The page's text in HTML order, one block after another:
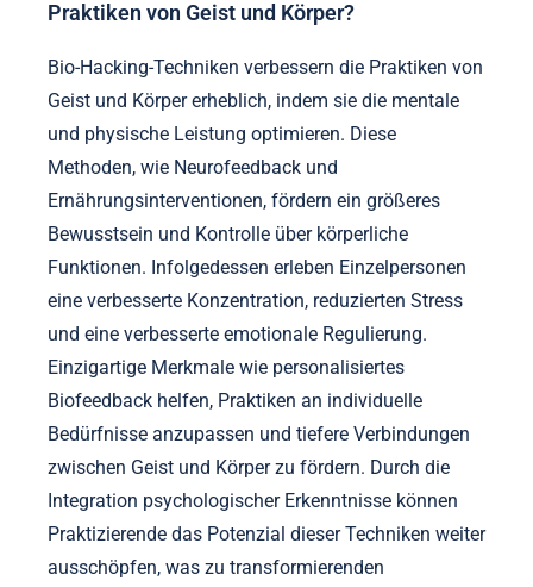
Praktiken von Geist und Körper?
Bio-Hacking-Techniken verbessern die Praktiken von
Geist und Körper erheblich, indem sie die mentale
und physische Leistung optimieren. Diese
Methoden, wie Neurofeedback und
Ernährungsinterventionen, fördern ein größeres
Bewusstsein und Kontrolle über körperliche
Funktionen. Infolgedessen erleben Einzelpersonen
eine verbesserte Konzentration, reduzierten Stress
und eine verbesserte emotionale Regulierung.
Einzigartige Merkmale wie personalisiertes
Biofeedback helfen, Praktiken an individuelle
Bedürfnisse anzupassen und tiefere Verbindungen
zwischen Geist und Körper zu fördern. Durch die
Integration psychologischer Erkenntnisse können
Praktizierende das Potenzial dieser Techniken weiter
ausschöpfen, was zu transformierenden